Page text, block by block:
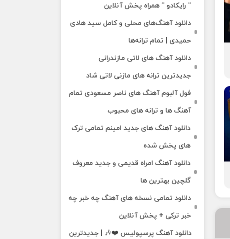
” رایکادو ” همراه پخش آنلاین
دانلود آهنگ‌های محلی و کامل سید هادی
حمیدی | تمام ترانه‌ها
دانلود آهنگ‌ های لاتی مازندرانی
جدیدترین ترانه های مازنی لاتی شاد
فول آلبوم آهنگ‌ های ناصر مسعودی تمام
آهنگ‌ ها و ترانه‌ های محبوب
دانلود آهنگ های جدید امینم تمامی ترک
های پخش شده
دانلود آهنگ امراه قدیمی و جدید معروف
گلچین بهترین ها
دانلود تمامی نسخه های آهنگ چه خبر چه
خبر ترکی + پخش آنلاین
دانلود آهنگ پرسپولیس ❤️🎶 | جدیدترین